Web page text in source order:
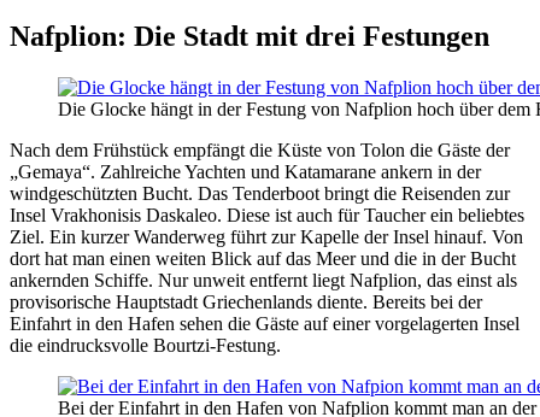
Nafplion: Die Stadt mit drei Festungen
Die Glocke hängt in der Festung von Nafplion hoch über
Nach dem Frühstück empfängt die Küste von Tolon die Gäste der
„Gemaya“. Zahlreiche Yachten und Katamarane ankern in der
windgeschützten Bucht. Das Tenderboot bringt die Reisenden zur
Insel Vrakhonisis Daskaleo. Diese ist auch für Taucher ein beliebtes
Ziel. Ein kurzer Wanderweg führt zur Kapelle der Insel hinauf. Von
dort hat man einen weiten Blick auf das Meer und die in der Bucht
ankernden Schiffe. Nur unweit entfernt liegt Nafplion, das einst als
provisorische Hauptstadt Griechenlands diente. Bereits bei der
Einfahrt in den Hafen sehen die Gäste auf einer vorgelagerten Insel
die eindrucksvolle Bourtzi-Festung.
Bei der Einfahrt in den Hafen von Nafplion kommt man an